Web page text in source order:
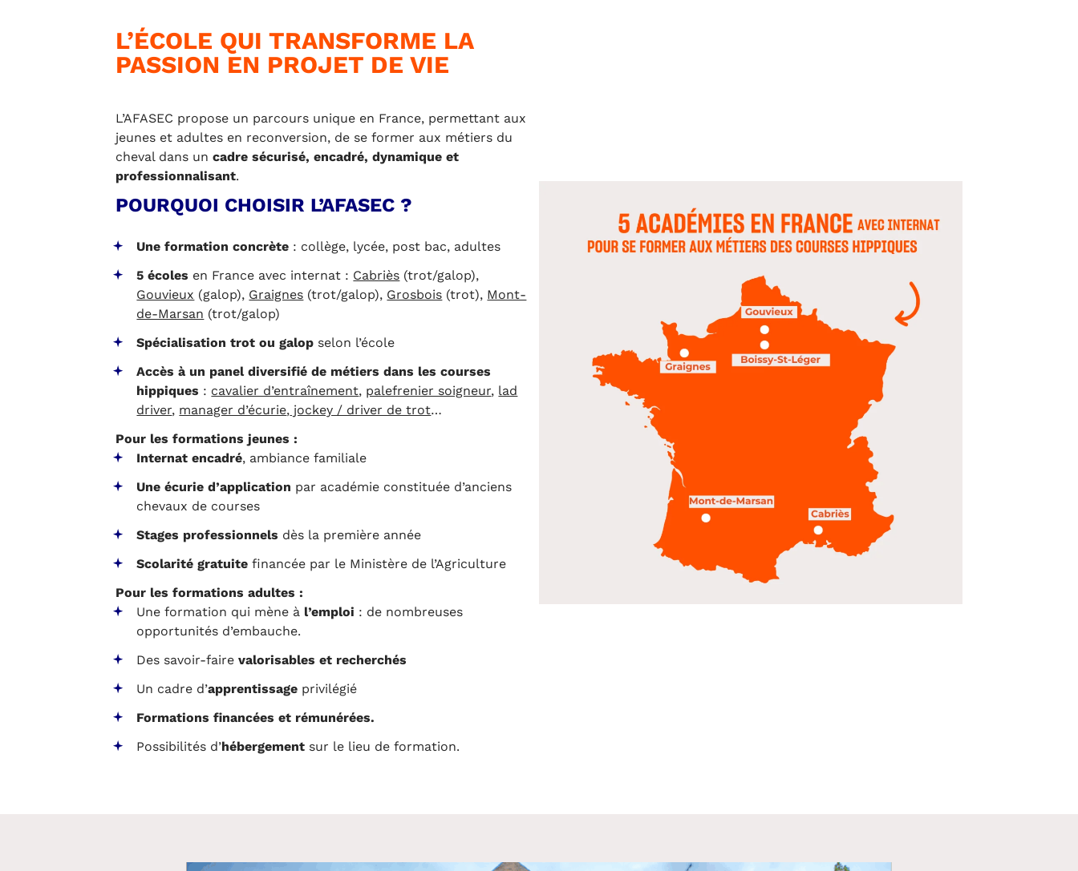
L’ÉCOLE QUI TRANSFORME LA
PASSION EN PROJET DE VIE
L’AFASEC propose un parcours unique en France, permettant aux
jeunes et adultes en reconversion, de se former aux métiers du
cheval dans uncadre sécurisé, encadré, dynamique et
professionnalisant.
POURQUOI CHOISIR L’AFASEC ?
Une formation concrète : collège, lycée, post bac, adultes
5 écoles en France avec internat : Cabriès (trot/galop),
Gouvieux (galop), Graignes (trot/galop), Grosbois (trot), Mont-
de-Marsan (trot/galop)
Spécialisation trot ou galop selon l’école
Accès à un panel diversifié de métiers dans les courses
hippiques : cavalier d’entraînement, palefrenier soigneur, lad
driver, manager d’écurie, jockey / driver de trot…
Pour les formations jeunes :
Internat encadré, ambiance familiale
Une écurie d’application par académie constituée d’anciens
chevaux de courses
Stages professionnels dès la première année
Scolarité gratuite financée par le Ministère de l’Agriculture
Pour les formations adultes :
Une formation qui mène à l’emploi : de nombreuses
opportunités d’embauche.
Des savoir-fairevalorisables et recherchés
Un cadre d’apprentissage privilégié
Formations financées et rémunérées.
Possibilités d’hébergement sur le lieu de formation.